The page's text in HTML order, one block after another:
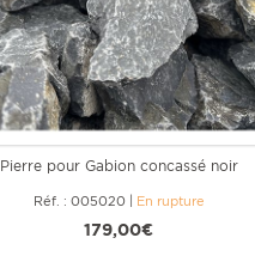
Pierre pour Gabion concassé noir
Réf. : 005020 En rupture
179,00€